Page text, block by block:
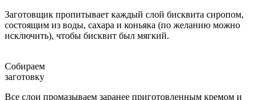
Заготовщик пропитывает каждый слой бисквита сиропом,
состоящим из воды, сахара и коньяка (по желанию можно
исключить), чтобы бисквит был мягкий.
Собираем
заготовку
Все слои промазываем заранее приготовленным кремом и